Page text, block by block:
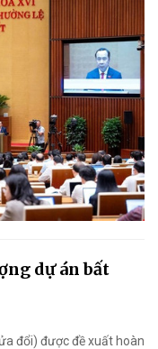
dự án bất
đổi) được đề xuất hoàn